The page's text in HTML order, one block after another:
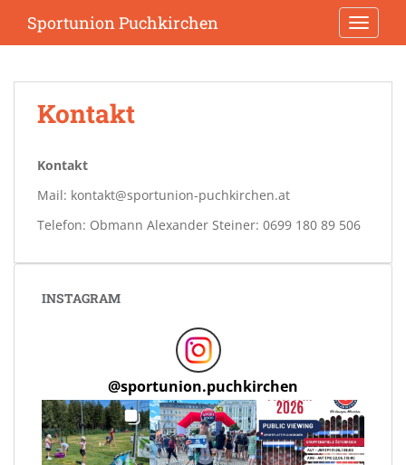
i
Sportunion Puchkirchen
Kontakt
Kontakt
Mail: kontakt@sportunion-puchkirchen.at
Telefon: Obmann Alexander Steiner: 0699 180 89 506
INSTAGRAM
@sportunion.puchkirchen